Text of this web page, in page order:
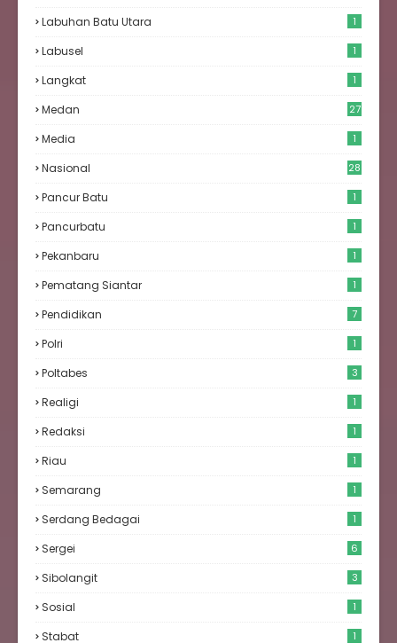
Labuhan Batu Utara 1
Labusel 1
Langkat 1
Medan
27
Media 1
Nasional 28
Pancur Batu 1
Pancurbatu 1
Pekanbaru 1
Pematang Siantar 1
Pendidikan 7
Polri 1
Poltabes 3
Realigi 1
Redaksi 1
Riau 1
Semarang 1
Serdang Bedagai 1
Sergei 6
Sibolangit 3
Sosial 1
Stabat 1